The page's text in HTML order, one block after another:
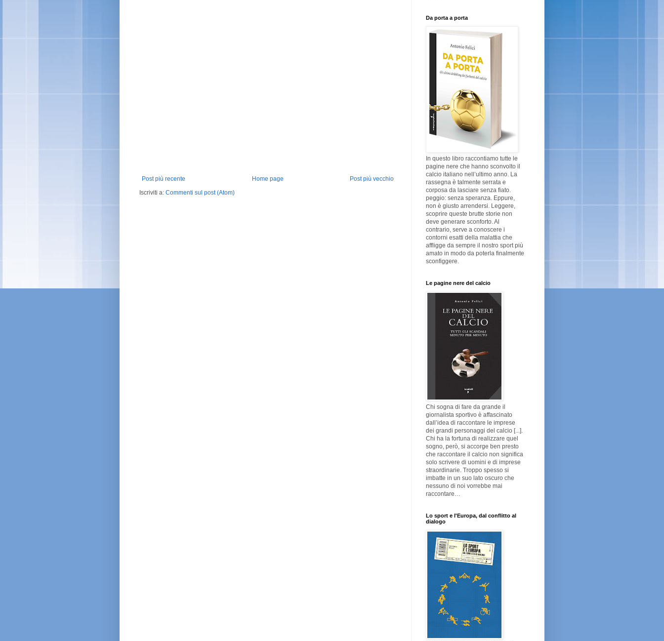
Post più recente Post più vecchio
Home page
Iscriviti a: Commenti sul post (Atom)
Da porta a porta
In questo libro raccontiamo tutte le
pagine nere che hanno sconvolto il
calcio italiano nell’ultimo anno. La
rassegna è talmente serrata e
corposa da lasciare senza fiato.
peggio: senza speranza. Eppure,
non è giusto arrendersi. Leggere,
scoprire queste brutte storie non
deve generare sconforto. Al
contrario, serve a conoscere i
contorni esatti della malattia che
affligge da sempre il nostro sport più
amato in modo da poterla finalmente
sconfiggere.
Le pagine nere del calcio
Chi sogna di fare da grande il
giornalista sportivo è affascinato
dall’idea di raccontare le imprese
dei grandi personaggi del calcio [...].
Chi ha la fortuna di realizzare quel
sogno, però, si accorge ben presto
che raccontare il calcio non significa
solo scrivere di uomini e di imprese
straordinarie. Troppo spesso si
imbatte in un suo lato oscuro che
nessuno di noi vorrebbe mai
raccontare…
Lo sport e l'Europa, dal conflitto al
dialogo